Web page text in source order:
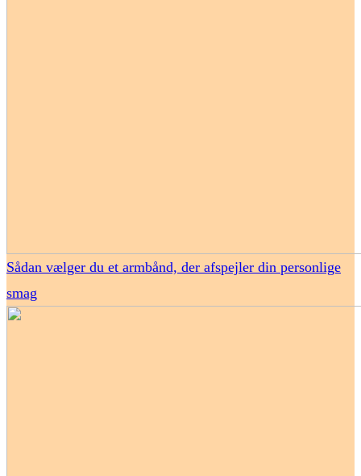
Sådan vælger du et armbånd, der afspejler din personlige
smag